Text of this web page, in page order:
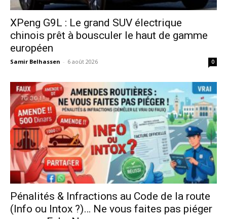
XPeng G9L : Le grand SUV électrique
chinois prêt à bousculer le haut de gamme
européen
Samir Belhassen - 6 août 2026 0
Pénalités & Infractions au Code de la route
(Info ou Intox ?)… Ne vous faites pas piéger